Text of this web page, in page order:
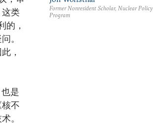
类
的，
。
，
是
不
。
Former Nonresident Scholar, Nuclear Policy
Program